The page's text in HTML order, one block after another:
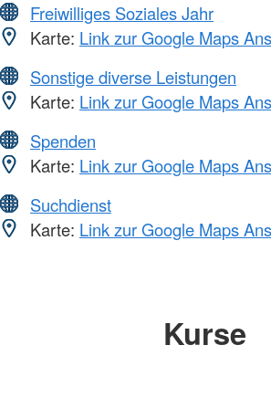
Freiwilliges Soziales Jahr
Karte: Link zur Google Maps
Sonstige diverse Leistungen
Karte: Link zur Google Maps
Spenden
Karte: Link zur Google Maps
Suchdienst
Karte: Link zur Google Maps
Kurse